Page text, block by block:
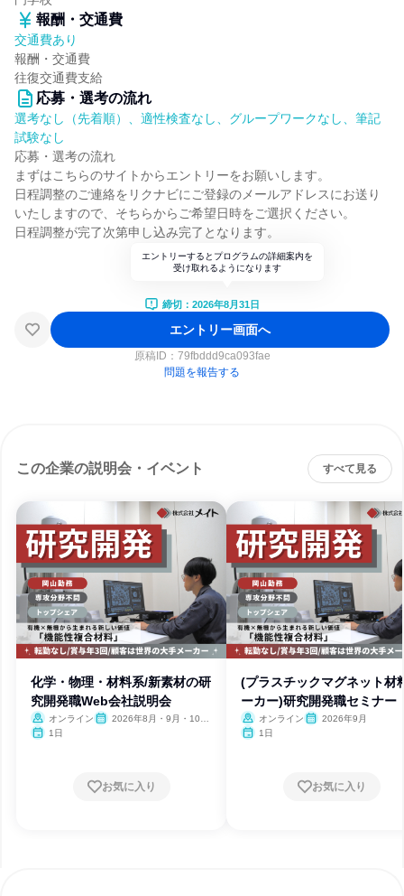
報酬・交通費
交通費あり
報酬・交通費
往復交通費支給
応募・選考の流れ
選考なし（先着順）、適性検査なし、グループワークなし、筆記
試験なし
応募・選考の流れ
まずはこちらのサイトからエントリーをお願いします。
日程調整のご連絡をリクナビにご登録のメールアドレスにお送り
いたしますので、そちらからご希望日時をご選択ください。
日程調整が完了次第申し込み完了となります。
エントリーするとプログラムの詳細案内を
受け取れるようになります
締切：2026年8月31日
エントリー画面へ
原稿ID： 79fbddd9ca093fae
問題を報告する
この企業の説明会・イベント すべて見る
化学・物理・材料系/新素材の研
究開発職Web会社説明会
オンライン
2026年8月・9月・10
1日
お気に入り
(プラスチックマグネット材
ーカー)研究開発職セミナー
オンライン
2026年9月
1日
お気に入り